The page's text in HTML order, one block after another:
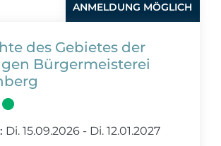
ANMELDUNG MÖGLICH
des Gebietes der
Bürgermeisterei
Di. 15.09.2026 - Di. 12.01.2027